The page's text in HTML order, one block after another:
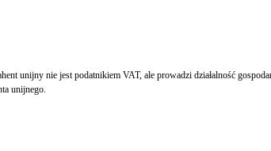
odwrotne obciążenie? Chodzi o usługę szkoleniową wykonaną w Polsce. Czy trzeba wykazać tę transakcję w VAT-UE? Nie mamy NIP kontrahenta unijnego.